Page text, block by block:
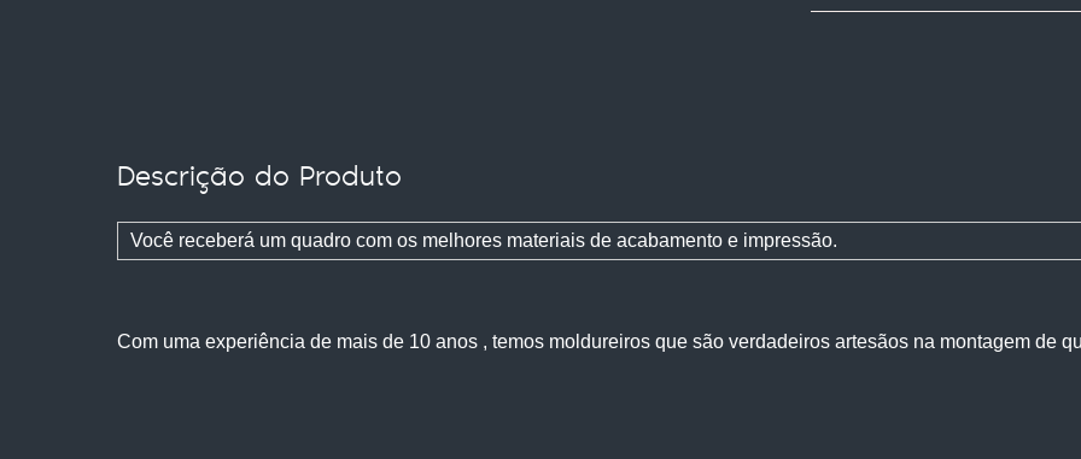
Descrição do Produto
Você receberá um quadro com os melhores materiais de acabamento e impressão.
Com uma experiência de mais de 10 anos , temos moldureiros que são verdadeiros artesãos na montagem de